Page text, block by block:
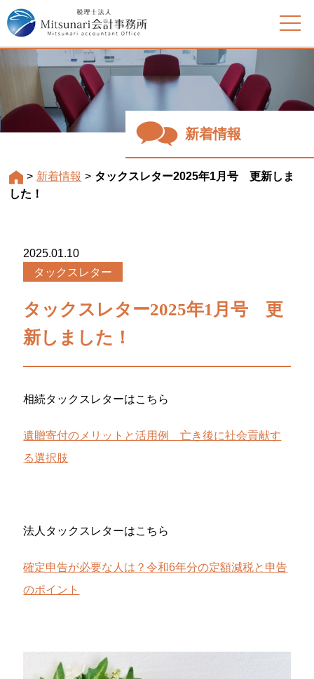
> 新着情報 > タックスレター2025年1月号 更新しま
した！
新着情報
2025.01.10
タックスレター
タックスレター2025年1月号 更
新しました！
相続タックスレターはこちら
遺贈寄付のメリットと活用例 亡き後に社会貢献す
る選択肢
法人タックスレターはこちら
確定申告が必要な人は？令和6年分の定額減税と申告
のポイント